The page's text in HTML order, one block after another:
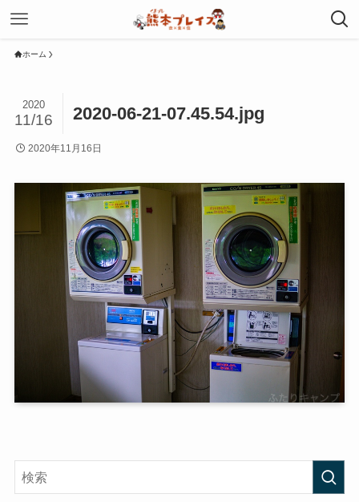
ホーム
2020-06-21-07.45.54.jpg
2020
11/16
2020年11月16日